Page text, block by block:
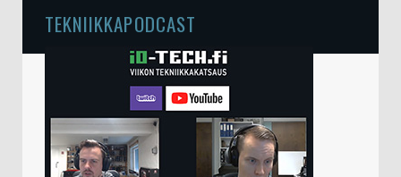
TEKNIIKKAPODCAST